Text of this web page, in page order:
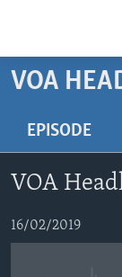
Akses
Utama
Lanjut
Navigasi
DUNIA
POLYGRAPH
DAFTAR
VOA
EPISODE
VOA
16/02/2019